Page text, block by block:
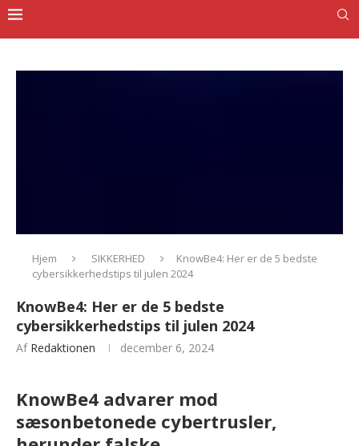
Hjem SIKKERHED
KnowBe4: Her er de 5 bedste
cybersikkerhedstips til julen 2024
KnowBe4: Her er de 5 bedste
cybersikkerhedstips til julen 2024
Af Redaktionen december 6, 2024
KnowBe4 advarer mod
sæsonbetonede cybertrusler,